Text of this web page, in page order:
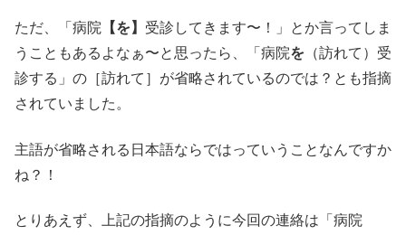
ただ、「病院 【を】 受診してきます〜！」とか言ってしま
うこともあるよなぁ〜と思ったら、「病院を （訪れて）受
診する」の［訪れて］が省略されているのでは？とも指摘
されていました。
主語が省略される日本語ならではっていうことなんですか
ね？！
とりあえず、上記の指摘のように今回の連絡は「病院